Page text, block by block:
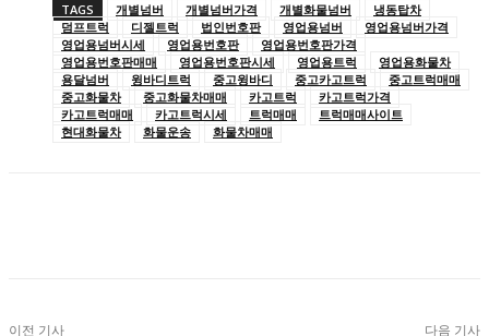
TAGS 개별넘버 개별넘버가격 개별화물넘버
냉동탑차
덤프트럭
디젤트럭 법인번호판 영업용넘버
영업용넘버가격
영업용넘버시세
영업용번호판
영업용번호판가격
영업용번호판매매
영업용번호판시세 영업용트럭
영업용화물차
용달넘버
윙바디트럭 중고윙바디 중고카고트럭
중고트럭매매
중고화물차
중고화물차매매 카고트럭
카고트럭가격
카고트럭매매
카고트럭시세 트럭매매
트럭매매사이트
현대화물차
화물운송 화물차매매
이전 기사 다음 기사